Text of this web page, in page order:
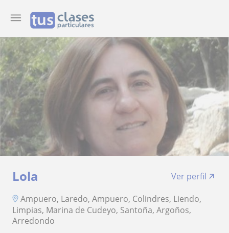
Lola
Ver perfil
Ampuero, Laredo, Ampuero, Colindres, Liendo,
Limpias, Marina de Cudeyo, Santoña, Argoños,
Arredondo